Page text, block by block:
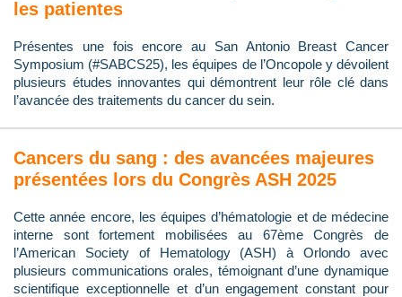
les patientes
Présentes une fois encore au San Antonio Breast Cancer
Symposium (#SABCS25), les équipes de l’Oncopole y dévoilent
plusieurs études innovantes qui démontrent leur rôle clé dans
l’avancée des traitements du cancer du sein.
Cancers du sang : des avancées majeures
présentées lors du Congrès ASH 2025
Cette année encore, les équipes d’hématologie et de médecine
interne sont fortement mobilisées au 67ème Congrès de
l’American Society of Hematology (ASH) à Orlondo avec
plusieurs communications orales, témoignant d’une dynamique
scientifique exceptionnelle et d’un engagement constant pour